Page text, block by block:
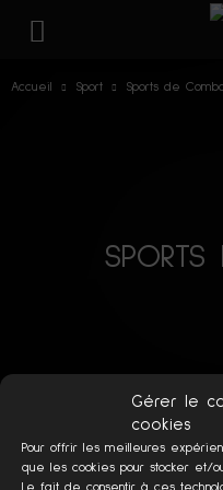
Gérer le
cookies
Pour offrir les meilleures
que les cookies pour stocker et/
Accueil Sport Sports de